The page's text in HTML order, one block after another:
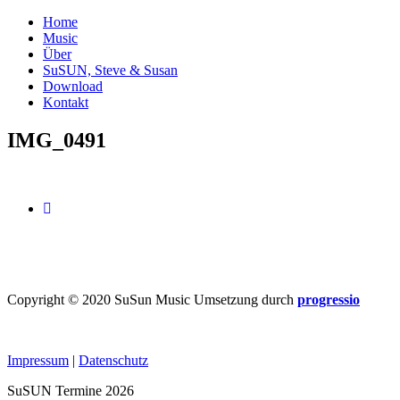
Home
Music
Über
SuSUN, Steve & Susan
Download
Kontakt
IMG_0491
Copyright © 2020 SuSun Music Umsetzung durch progressio
Impressum | Datenschutz
SuSUN Termine 2026